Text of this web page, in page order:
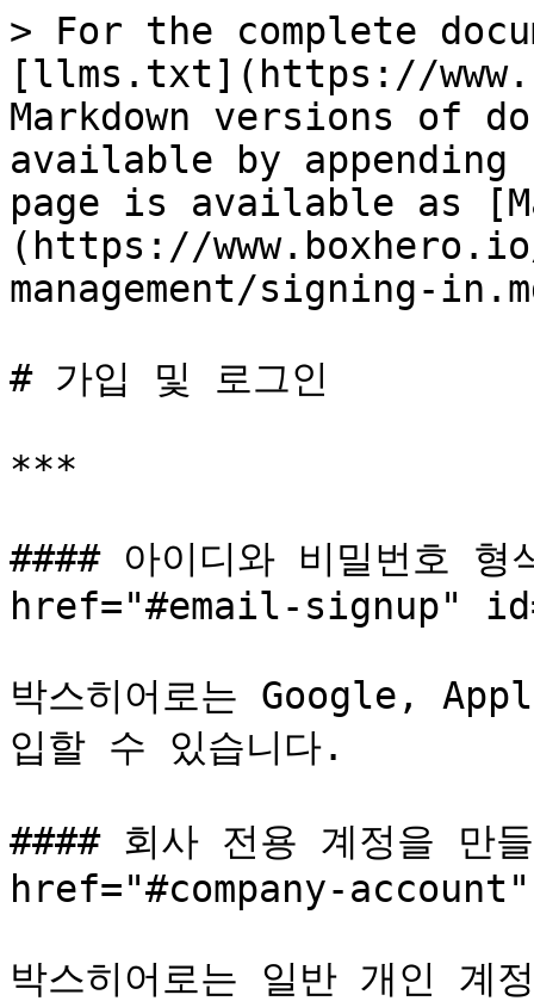
> For the complete
[llms.txt](https://
Markdown versions of
available by
page is available as
(https://
management/signing-
# 가입 및 로그인
***
#### 아이디와 비밀번호
href="#email-signup"
박스히어로는 Google,
입할 수 있습니다.
#### 회사 전용 계정을 만
href="#company-
박스히어로는 일반 개인 계